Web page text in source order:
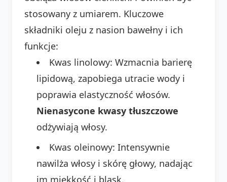
stosowany z umiarem. Kluczowe
składniki oleju z nasion bawełny i ich
funkcje:
Kwas linolowy: Wzmacnia barierę
lipidową, zapobiega utracie wody i
poprawia elastyczność włosów.
Nienasycone kwasy tłuszczowe
odżywiają włosy.
Kwas oleinowy: Intensywnie
nawilża włosy i skórę głowy, nadając
im miękkość i blask.